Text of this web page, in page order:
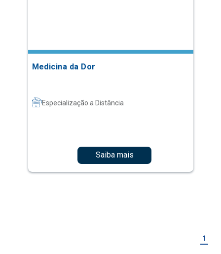
Medicina da Dor
Especialização a Distância
Saiba mais
1